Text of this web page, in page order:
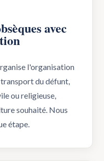
avec
l'organisation
du défunt,
ou religieuse,
souhaité. Nous
étape.